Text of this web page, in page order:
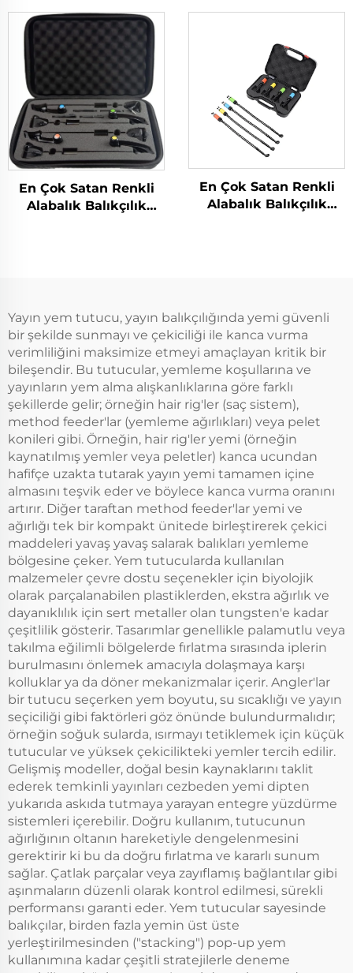
En Çok Satan Renkli
Alabalık Balıkçılık
En Çok Satan Renkli
Alabalık Balıkçılık
Yayın yem tutucu, yayın balıkçılığında yemi güvenli
bir şekilde sunmayı ve çekiciliği ile kanca vurma
verimliliğini maksimize etmeyi amaçlayan kritik bir
bileşendir. Bu tutucular, yemleme koşullarına ve
yayınların yem alma alışkanlıklarına göre farklı
şekillerde gelir; örneğin hair rig'ler (saç sistem),
method feeder'lar (yemleme ağırlıkları) veya pelet
konileri gibi. Örneğin, hair rig'ler yemi (örneğin
kaynatılmış yemler veya peletler) kanca ucundan
hafifçe uzakta tutarak yayın yemi tamamen içine
almasını teşvik eder ve böylece kanca vurma oranını
artırır. Diğer taraftan method feeder'lar yemi ve
ağırlığı tek bir kompakt ünitede birleştirerek çekici
maddeleri yavaş yavaş salarak balıkları yemleme
bölgesine çeker. Yem tutucularda kullanılan
malzemeler çevre dostu seçenekler için biyolojik
olarak parçalanabilen plastiklerden, ekstra ağırlık ve
dayanıklılık için sert metaller olan tungsten'e kadar
çeşitlilik gösterir. Tasarımlar genellikle palamutlu veya
takılma eğilimli bölgelerde fırlatma sırasında iplerin
burulmasını önlemek amacıyla dolaşmaya karşı
kolluklar ya da döner mekanizmalar içerir. Angler'lar
bir tutucu seçerken yem boyutu, su sıcaklığı ve yayın
seçiciliği gibi faktörleri göz önünde bulundurmalıdır;
örneğin soğuk sularda, ısırmayı tetiklemek için küçük
tutucular ve yüksek çekicilikteki yemler tercih edilir.
Gelişmiş modeller, doğal besin kaynaklarını taklit
ederek temkinli yayınları cezbeden yemi dipten
yukarıda askıda tutmaya yarayan entegre yüzdürme
sistemleri içerebilir. Doğru kullanım, tutucunun
ağırlığının oltanın hareketiyle dengelenmesini
gerektirir ki bu da doğru fırlatma ve kararlı sunum
sağlar. Çatlak parçalar veya zayıflamış bağlantılar gibi
aşınmaların düzenli olarak kontrol edilmesi, sürekli
performansı garanti eder. Yem tutucular sayesinde
balıkçılar, birden fazla yemin üst üste
yerleştirilmesinden ("stacking") pop-up yem
kullanımına kadar çeşitli stratejilerle deneme